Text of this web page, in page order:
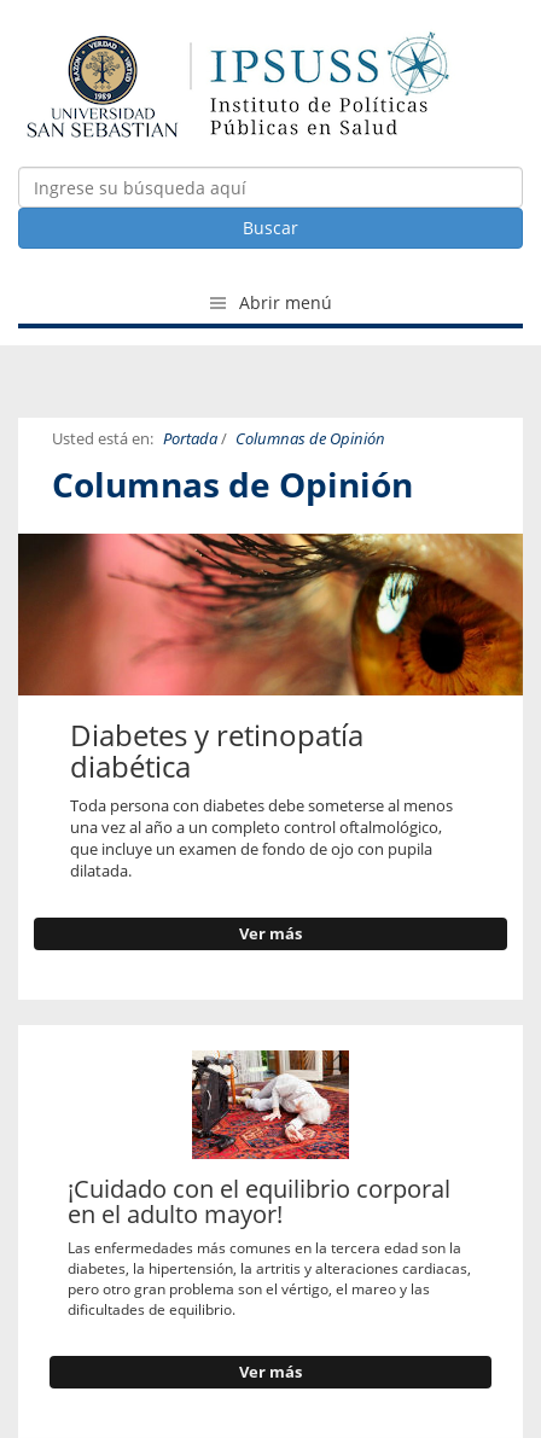
Buscar
Abrir menú
Usted está en: Portada/ Columnas de Opinión
Columnas de Opinión
Diabetes y retinopatía
diabética
Toda persona con diabetes debe someterse al menos
una vez al año a un completo control oftalmológico,
que incluye un examen de fondo de ojo con pupila
dilatada.
Ver más
¡Cuidado con el equilibrio corporal
en el adulto mayor!
Las enfermedades más comunes en la tercera edad son la
diabetes, la hipertensión, la artritis y alteraciones cardiacas,
pero otro gran problema son el vértigo, el mareo y las
dificultades de equilibrio.
Ver más